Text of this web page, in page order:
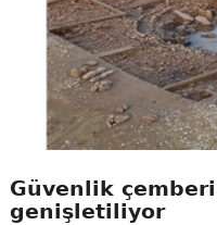
Güvenlik
genişletiliyor